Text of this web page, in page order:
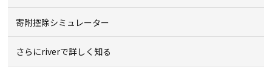
寄附控除シミュレーター
さらにriverで詳しく知る